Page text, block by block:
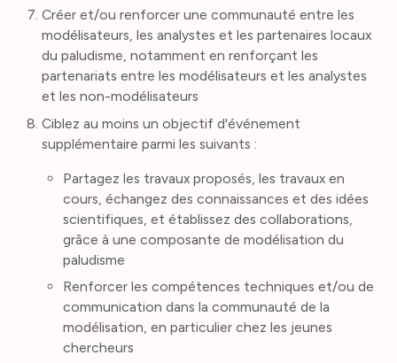
Créer et/ou renforcer une communauté entre les
modélisateurs, les analystes et les partenaires locaux
du paludisme, notamment en renforçant les
partenariats entre les modélisateurs et les analystes
et les non-modélisateurs
Ciblez au moins un objectif d'événement
supplémentaire parmi les suivants :
Partagez les travaux proposés, les travaux en
cours, échangez des connaissances et des idées
scientifiques, et établissez des collaborations,
grâce à une composante de modélisation du
paludisme
Renforcer les compétences techniques et/ou de
communication dans la communauté de la
modélisation, en particulier chez les jeunes
chercheurs